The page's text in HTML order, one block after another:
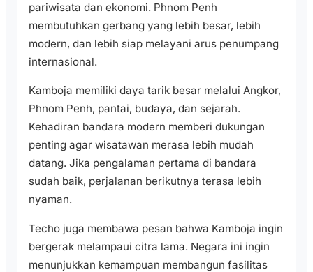
pariwisata dan ekonomi. Phnom Penh
membutuhkan gerbang yang lebih besar, lebih
modern, dan lebih siap melayani arus penumpang
internasional.
Kamboja memiliki daya tarik besar melalui Angkor,
Phnom Penh, pantai, budaya, dan sejarah.
Kehadiran bandara modern memberi dukungan
penting agar wisatawan merasa lebih mudah
datang. Jika pengalaman pertama di bandara
sudah baik, perjalanan berikutnya terasa lebih
nyaman.
Techo juga membawa pesan bahwa Kamboja ingin
bergerak melampaui citra lama. Negara ini ingin
menunjukkan kemampuan membangun fasilitas